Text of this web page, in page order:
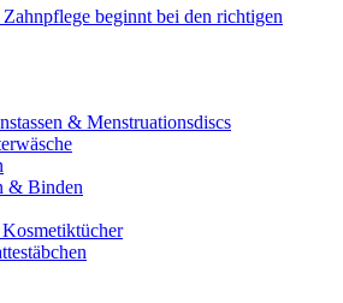
beginnt bei den richtigen
& Menstruationsdiscs
& Binden